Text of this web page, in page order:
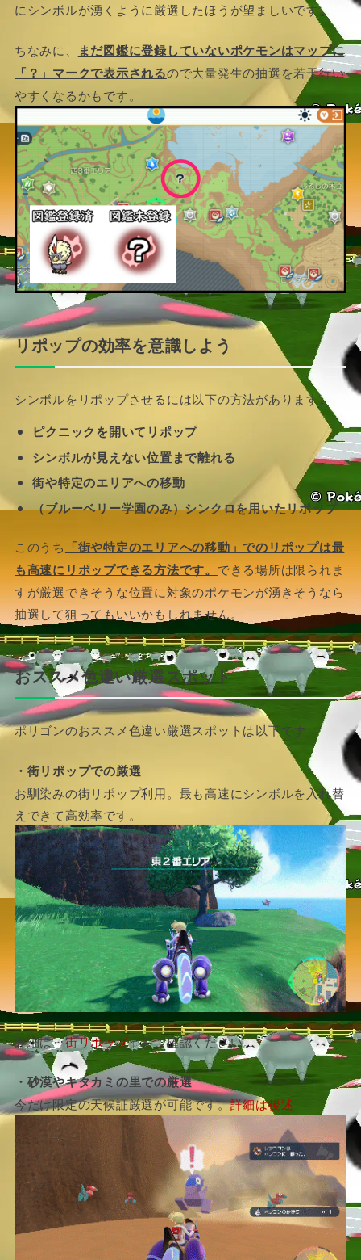
にシンボルが湧くように厳選したほうが望ましいです。
ちなみに、
まだ図鑑に登録していないポケモンはマップに
「？」マークで表示されるので大量発生の抽選を若干行い
やすくなるかもです。
リポップの効率を意識しよう
シンボルをリポップさせるには以下の方法があります。
ピクニックを開いてリポップ
シンボルが見えない位置まで離れる
街や特定のエリアへの移動
（ブルーベリー学園のみ）シンクロを用いたリポップ
このうち 「街や特定のエリアへの移動」でのリポップは最
も高速にリポップできる方法です。 できる場所は限られま
すが厳選できそうな位置に対象のポケモンが湧きそうなら
抽選して狙ってもいいかもしれません。
おススメ色違い厳選スポット
ポリゴンのおススメ色違い厳選スポットは以下です
・街リポップでの厳選
お馴染みの街リポップ利用。最も高速にシンボルを入れ替
えできて高効率です。
詳細は「街リポップ」をご確認ください。
・砂漠やキタカミの里での厳選
今だけ限定の天候証厳選が可能です。詳細は後述